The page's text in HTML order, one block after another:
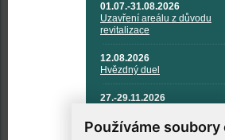
Používáme soubory
01.07.-31.08.2026
Uzavření areálu z důvodu
revitalizace
12.08.2026
Hvězdný duel
27.-29.11.2026
TECHNIKA A KOSMICKÉ
TECHNOLOGIE